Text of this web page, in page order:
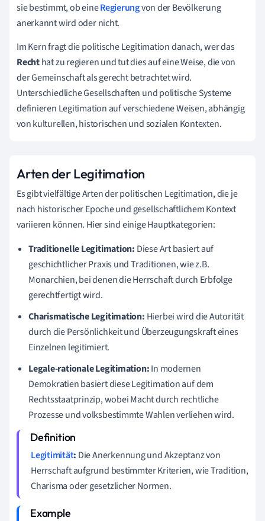
sie bestimmt, ob eineRegierungvon der Bevölkerung
anerkannt wird oder nicht.
Im Kern fragt die politische Legitimation danach, wer das
Rechthat zu regieren und tut dies auf eine Weise, die von
der Gemeinschaft als gerecht betrachtet wird.
Unterschiedliche Gesellschaften und politische Systeme
definieren Legitimation auf verschiedene Weisen, abhängig
von kulturellen, historischen und sozialen Kontexten.
Arten der Legitimation
Es gibt vielfältige Arten der politischen Legitimation, die je
nach historischer Epoche und gesellschaftlichem Kontext
variieren können. Hier sind einige Hauptkategorien:
Traditionelle Legitimation: Diese Art basiert auf
geschichtlicher Praxis und Traditionen, wie z.B.
Monarchien, bei denen die Herrschaft durch Erbfolge
gerechtfertigt wird.
Charismatische Legitimation: Hierbei wird die Autorität
durch die Persönlichkeit und Überzeugungskraft eines
Einzelnen legitimiert.
Legale-rationale Legitimation:In modernen
Demokratien basiert diese Legitimation auf dem
Rechtsstaatprinzip, wobei Macht durch rechtliche
Prozesse und volksbestimmte Wahlen verliehen wird.
Legitimität: Die Anerkennung und Akzeptanz von
Herrschaft aufgrund bestimmter Kriterien, wie Tradition,
Charisma oder gesetzlicher Normen.